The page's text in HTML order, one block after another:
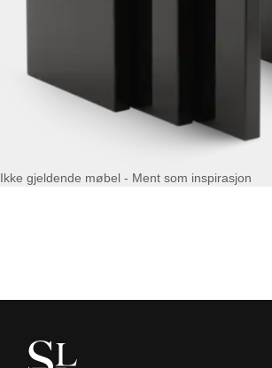
Ikke gjeldende møbel - Ment som inspirasjon